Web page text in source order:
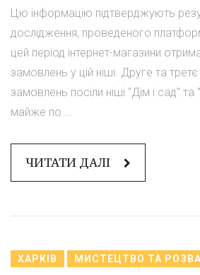
Цю інформацію підтверджують
дослідження, проведеного
цей період інтернет-магазини
замовлень у цій ніші. Друге та третє
замовлень посіли ніші "Дім і сад"
майже по ...
ЧИТАТИ ДАЛІ
ХАРКІВ МИСТЕЦТВО ТА